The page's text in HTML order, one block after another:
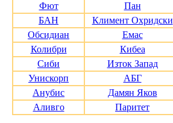
Фют
Пан
БАН
Климент Охридски
Обсидиан
Емас
Колибри
Кибеа
Сиби
Изток Запад
Унискорп
АБГ
Анубис
Дамян Яков
Аливго
Паритет